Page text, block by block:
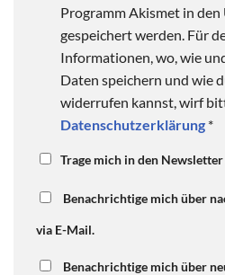
Programm Akismet in
gespeichert werden. Für
Informationen, wo, wie
Daten speichern und wie
widerrufen kannst, wirf
Datenschutzerklärung *
Trage mich in den
Benachrichtige mich über
via E-Mail.
Benachrichtige mich über